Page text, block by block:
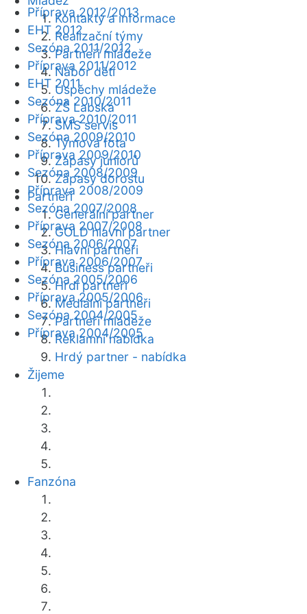
Kontakty a informace
Realizační týmy
Partneři mládeže
Nábor dětí
Úspěchy mládeže
ZŠ Labská
SMS servis
Týmová fota
Zápasy juniorů
Zápasy dorostu
Partneři
Generální partner
GOLD hlavní partner
Hlavní partneři
Business partneři
Hrdí partneři
Mediální partneři
Partneři mládeže
Reklamní nabídka
Hrdý partner - nabídka
Žijeme
Fanzóna
Příprava 2012/2013
EHT 2012
Sezóna 2011/2012
Příprava 2011/2012
EHT 2011
Sezóna 2010/2011
Příprava 2010/2011
Sezóna 2009/2010
Příprava 2009/2010
Sezóna 2008/2009
Příprava 2008/2009
Sezóna 2007/2008
Příprava 2007/2008
Sezóna 2006/2007
Příprava 2006/2007
Sezóna 2005/2006
Příprava 2005/2006
Sezóna 2004/2005
Příprava 2004/2005